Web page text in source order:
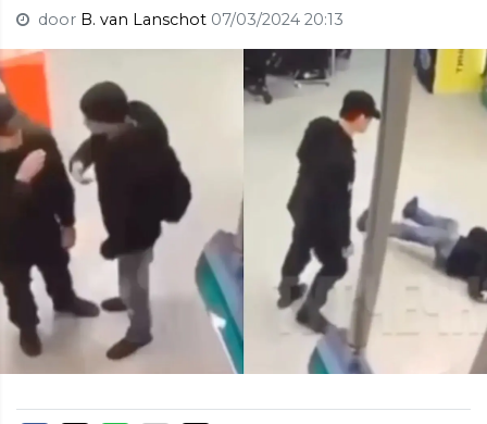
door B. van Lanschot 07/03/2024 20:13